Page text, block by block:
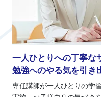
一人ひとりへの丁寧な
勉強へのやる気を引き
専任講師が一人ひとりの学